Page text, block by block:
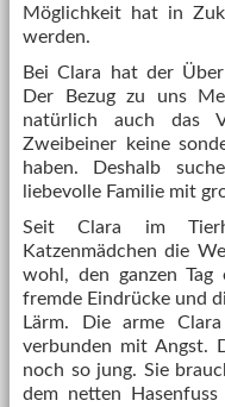
Möglichkeit hat in
werden.
Bei Clara hat der
Der Bezug zu uns
natürlich auch das
Zweibeiner keine
haben. Deshalb
liebevolle Familie mit
Seit Clara im
Katzenmädchen die
wohl, den ganzen
fremde Eindrücke und
Lärm. Die arme
verbunden mit Angst.
noch so jung. Sie
dem netten